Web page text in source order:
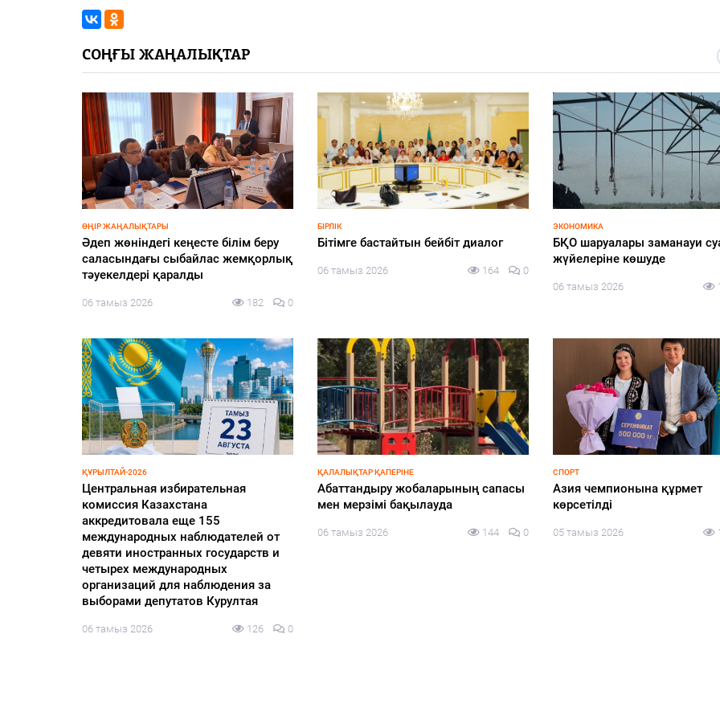
СОҢҒЫ ЖАҢАЛЫҚТАР
ӨҢІР ЖАҢАЛЫҚТАРЫ
Әдеп жөніндегі кеңесте білім беру
саласындағы сыбайлас жемқорлық
тәуекелдері қаралды
06 тамыз 2026 182 0
ҚҰРЫЛТАЙ-2026
Центральная избирательная
комиссия Казахстана
аккредитовала еще 155
международных наблюдателей от
девяти иностранных государств и
четырех международных
организаций для наблюдения за
выборами депутатов Курултая
06 тамыз 2026 126 0
БІРЛІК
Бітімге бастайтын бейбіт диалог
06 тамыз 2026 164 0
ҚАЛАЛЫҚТАР ҚАПЕРІНЕ
Абаттандыру жобаларының сапасы
мен мерзімі бақылауда
06 тамыз 2026 144 0
ЭКОНОМИКА
БҚО шаруалары заманауи
жүйелеріне көшуде
06 тамыз 2026
СПОРТ
Азия чемпионына құрмет
көрсетілді
05 тамыз 2026